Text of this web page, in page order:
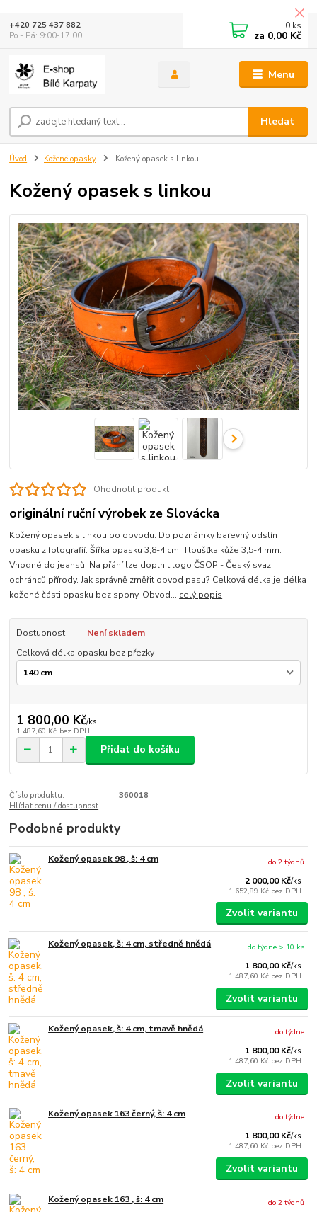
Menu
Hledat
+420 725 437 882
Po - Pá: 9:00-17:00
0 ks
za 0,00 Kč
Úvod Kožené opasky Kožený opasek s linkou
Kožený opasek s linkou
Ohodnotit produkt
originální ruční výrobek ze Slovácka
Kožený opasek s linkou po obvodu. Do poznámky barevný odstín
opasku z fotografií. Šířka opasku 3,8-4 cm. Tloušťka kůže 3,5-4 mm.
Vhodné do jeansů. Na přání lze doplnit logo ČSOP - Český svaz
ochránců přírody. Jak správně změřit obvod pasu? Celková délka je délka
kožené části opasku bez spony. Obvod... celý popis
Dostupnost
Není skladem
Celková délka opasku bez přezky
1 800,00 Kč/ks
1 487,60 Kč bez DPH
Přidat do košíku
Číslo produktu:
360018
Hlídat cenu / dostupnost
Podobné produkty
Kožený opasek 98 , š: 4 cm
2 000,00 Kč/ks
1 652,89 Kč bez DPH
do 2 týdnů
Zvolit variantu
Kožený opasek, š: 4 cm, středně hnědá
1 800,00 Kč/ks
1 487,60 Kč bez DPH
do týdne > 10 ks
Zvolit variantu
Kožený opasek, š: 4 cm, tmavě hnědá
1 800,00 Kč/ks
1 487,60 Kč bez DPH
do týdne
Zvolit variantu
Kožený opasek 163 černý, š: 4 cm
1 800,00 Kč/ks
1 487,60 Kč bez DPH
do týdne
Zvolit variantu
Kožený opasek 163 , š: 4 cm
do 2 týdnů